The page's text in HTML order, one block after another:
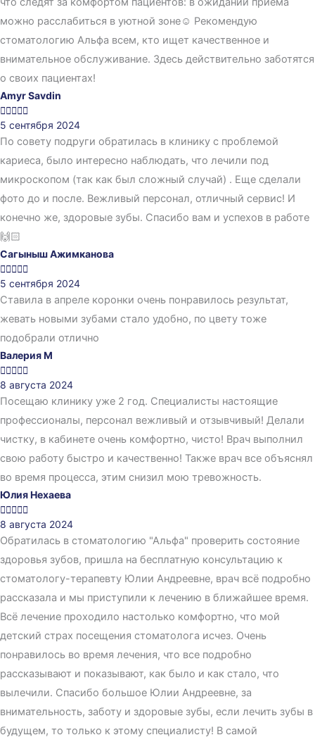
можно расслабиться в уютной зоне☺️ Рекомендую
стоматологию Альфа всем, кто ищет качественное и
внимательное обслуживание. Здесь действительно заботятся
о своих пациентах!
Amyr Savdin

5 сентября 2024
По совету подруги обратилась в клинику с проблемой
кариеса, было интересно наблюдать, что лечили под
микроскопом (так как был сложный случай) . Еще сделали
фото до и после. Вежливый персонал, отличный сервис! И
конечно же, здоровые зубы. Спасибо вам и успехов в работе
🙌🏻
Сагыныш Ажимканова

5 сентября 2024
Ставила в апреле коронки очень понравилось результат,
жевать новыми зубами стало удобно, по цвету тоже
подобрали отлично
Валерия М

8 августа 2024
Посещаю клинику уже 2 год. Специалисты настоящие
профессионалы, персонал вежливый и отзывчивый! Делали
чистку, в кабинете очень комфортно, чисто! Врач выполнил
свою работу быстро и качественно! Также врач все объяснял
во время процесса, этим снизил мою тревожность.
Юлия Нехаева

8 августа 2024
Обратилась в стоматологию "Альфа" проверить состояние
здоровья зубов, пришла на бесплатную консультацию к
стоматологу-терапевту Юлии Андреевне, врач всё подробно
рассказала и мы приступили к лечению в ближайшее время.
Всё лечение проходило настолько комфортно, что мой
детский страх посещения стоматолога исчез. Очень
понравилось во время лечения, что все подробно
рассказывают и показывают, как было и как стало, что
вылечили. Спасибо большое Юлии Андреевне, за
внимательность, заботу и здоровые зубы, если лечить зубы в
будущем, то только к этому специалисту! В самой